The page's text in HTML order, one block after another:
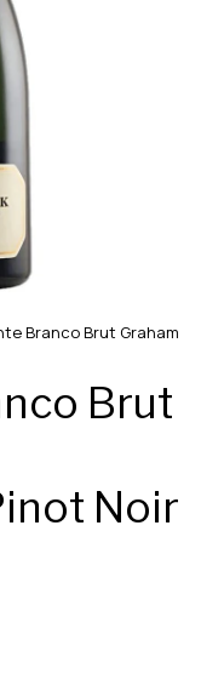
Branco Brut Graham
Brut
Noir